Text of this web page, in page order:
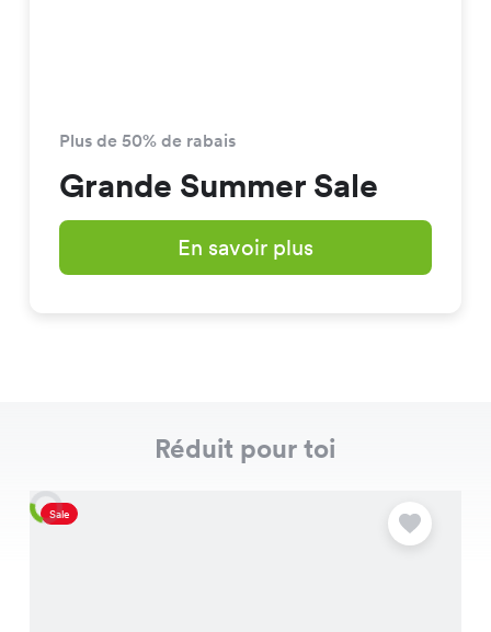
Plus de 50% de rabais
Grande Summer Sale
En savoir plus
Réduit pour toi
Sale